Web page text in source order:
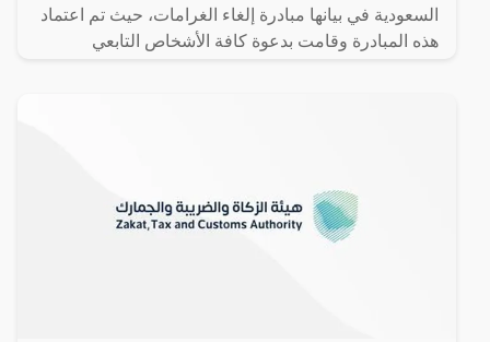
السعودية في بيانها مبادرة إلغاء الغرامات، حيث تم اعتماد
هذه المبادرة وقامت بدعوة كافة الأشخاص التابعي